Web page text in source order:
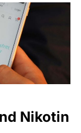
Nikotin